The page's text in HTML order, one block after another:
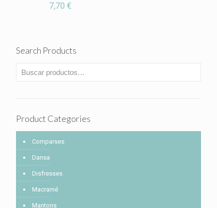
7,70€
Search Products
Product Categories
Comparses
Dansa
Disfresses
Macramé
Mantons